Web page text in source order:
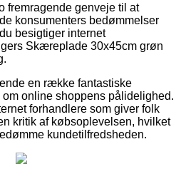
fremragende genveje til at
konsumenters bedømmelser
besigtiger internet
Skæreplade 30x45cm grøn
en række fantastiske
online shoppens pålidelighed.
forhandlere som giver folk
kritik af købsoplevelsen, hvilket
kundetilfredsheden.